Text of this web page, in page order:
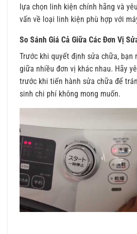
lựa chọn linh kiện chính hãng và
vấn về loại linh kiện phù hợp với
So Sánh Giá Cả Giữa Các Đơn Vị
Trước khi quyết định sửa chữa, bạn
giữa nhiều đơn vị khác nhau. Hãy
trước khi tiến hành sửa chữa để
sinh chi phí không mong muốn.